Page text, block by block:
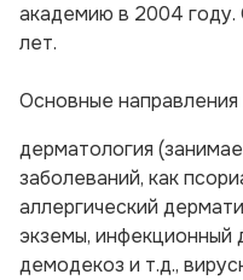
академию в 2004
лет.
Основные направления
дерматология
заболеваний, как
аллергический
экземы, инфекционный
демодекоз и т.д.,